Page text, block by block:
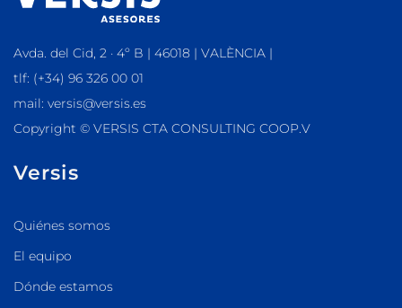
Avda. del Cid, 2 · 4º B | 46018 | VALÈNCIA |
tlf: (+34) 96 326 00 01
mail: versis@versis.es
Copyright © VERSIS CTA CONSULTING COOP.V
Versis
Quiénes somos
El equipo
Dónde estamos